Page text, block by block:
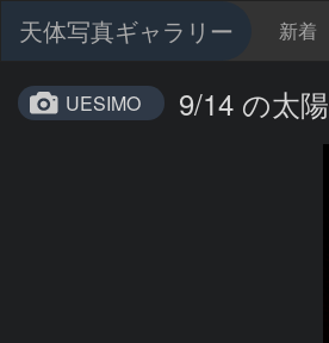
天体写真ギャラリー 新着
UESIMO 9/14 の太陽